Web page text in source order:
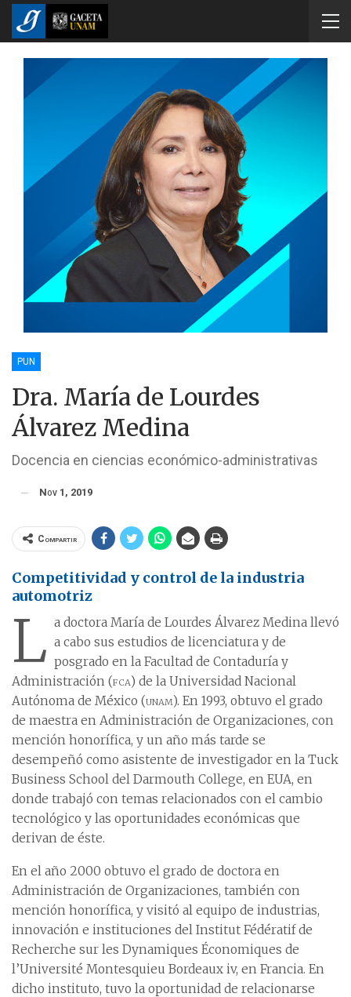
PUN
Dra. María de Lourdes
Álvarez Medina
Docencia en ciencias económico-administrativas
Nov 1, 2019
Compartir
Competitividad y control de la industria
automotriz
L a doctora María de Lourdes Álvarez Medina llevó
a cabo sus estudios de licenciatura y de
posgrado en la Facultad de Contaduría y
Administración (fca) de la Universidad Nacional
Autónoma de México (unam). En 1993, obtuvo el grado
de maestra en Administración de Organizaciones, con
mención honorífica, y un año más tarde se
desempeñó como asistente de investigador en la Tuck
Business School del Darmouth College, en EUA, en
donde trabajó con temas relacionados con el cambio
tecnológico y las oportunidades económicas que
derivan de éste.
En el año 2000 obtuvo el grado de doctora en
Administración de Organizaciones, también con
mención honorífica, y visitó al equipo de industrias,
innovación e instituciones del Institut Fédératif de
Recherche sur les Dynamiques Économiques de
l’Université Montesquieu Bordeaux iv, en Francia. En
dicho instituto, tuvo la oportunidad de relacionarse